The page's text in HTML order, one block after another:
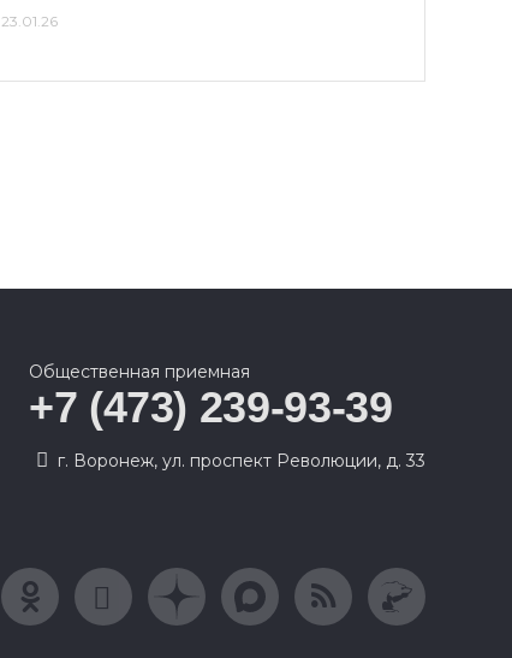
23.01.26
Общественная приемная
+7 (473) 239-93-39
г. Воронеж, ул. проспект Революции, д. 33